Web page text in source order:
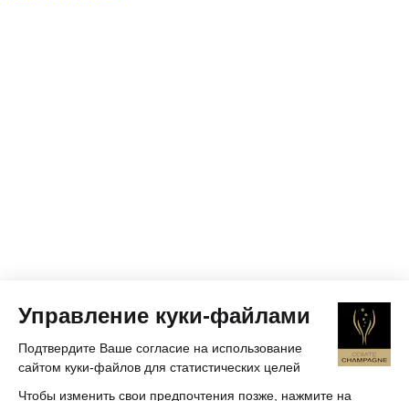
Управление куки-файлами
Подтвердите Ваше согласие на использование
сайтом куки-файлов для статистических целей
Чтобы изменить свои предпочтения позже, нажмите на